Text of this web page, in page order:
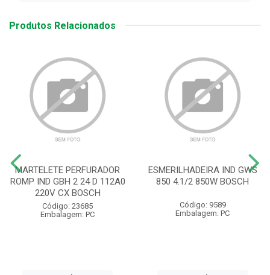
Produtos Relacionados
MARTELETE PERFURADOR
ROMP IND GBH 2 24 D 112A0
220V CX BOSCH
Código: 23685
Embalagem: PC
ESMERILHADEIRA IND GWS
850 4.1/2 850W BOSCH
Código: 9589
Embalagem: PC